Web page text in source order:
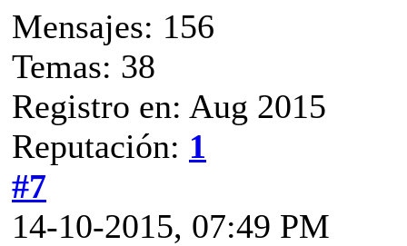
Mensajes: 156
Temas: 38
Registro en: Aug 2015
Reputación: 1
#7
14-10-2015, 07:49 PM